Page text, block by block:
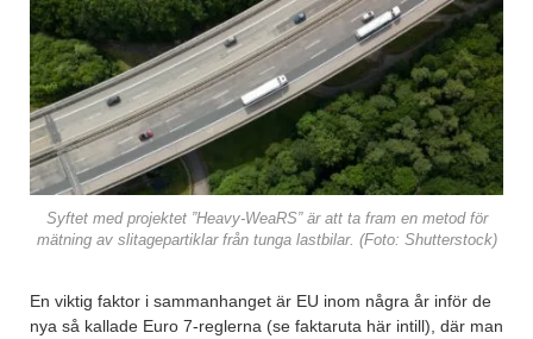
Syftet med projektet ”Heavy-WeaRS” är att ta fram en metod för
mätning av slitagepartiklar från tunga lastbilar. (Foto: Shutterstock)
En viktig faktor i sammanhanget är EU inom några år inför de
nya så kallade Euro 7-reglerna (se faktaruta här intill), där man